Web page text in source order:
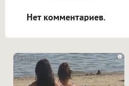
Нет комментариев.
i